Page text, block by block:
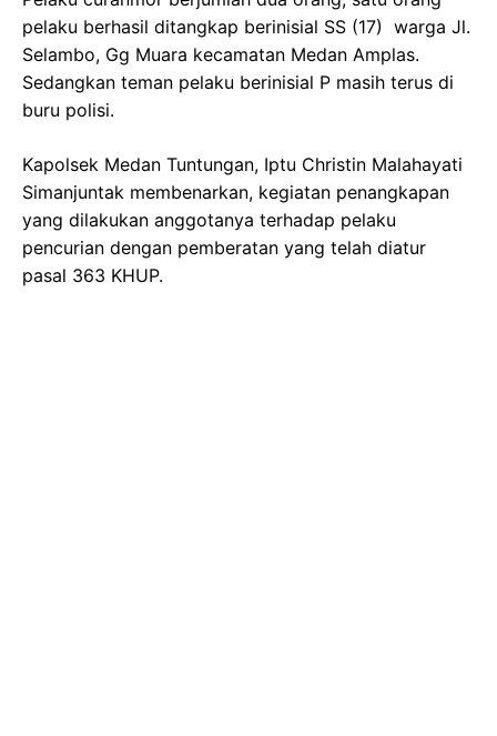
pelaku berhasil ditangkap berinisial SS (17) warga Jl.
Selambo, Gg Muara kecamatan Medan Amplas.
Sedangkan teman pelaku berinisial P masih terus di
buru polisi.
Kapolsek Medan Tuntungan, Iptu Christin Malahayati
Simanjuntak membenarkan, kegiatan penangkapan
yang dilakukan anggotanya terhadap pelaku
pencurian dengan pemberatan yang telah diatur
pasal 363 KHUP.